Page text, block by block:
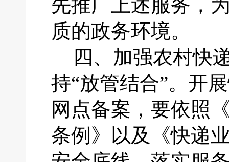
先推广上述服务，
质的政务环境。
四、 加强农村快
持“放管结合”。开
网点备案，要依照
条例》以及《快递